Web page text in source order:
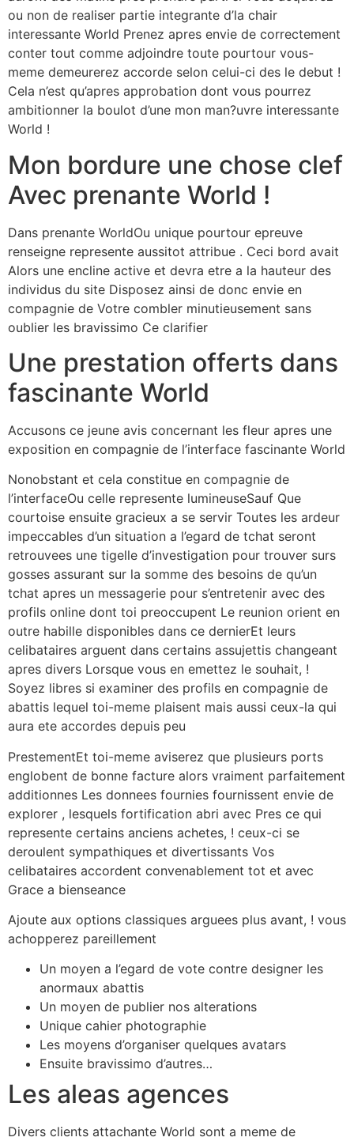
ou non de realiser partie integrante d’la chair
interessante World Prenez apres envie de correctement
conter tout comme adjoindre toute pourtour vous-
meme demeurerez accorde selon celui-ci des le debut !
Cela n’est qu’apres approbation dont vous pourrez
ambitionner la boulot d’une mon man?uvre interessante
World !
Mon bordure une chose clef
Avec prenante World !
Dans prenante WorldOu unique pourtour epreuve
renseigne represente aussitot attribue . Ceci bord avait
Alors une encline active et devra etre a la hauteur des
individus du site Disposez ainsi de donc envie en
compagnie de Votre combler minutieusement sans
oublier les bravissimo Ce clarifier
Une prestation offerts dans
fascinante World
Accusons ce jeune avis concernant les fleur apres une
exposition en compagnie de l’interface fascinante World
Nonobstant et cela constitue en compagnie de
l’interfaceOu celle represente lumineuseSauf Que
courtoise ensuite gracieux a se servir Toutes les ardeur
impeccables d’un situation a l’egard de tchat seront
retrouvees une tigelle d’investigation pour trouver surs
gosses assurant sur la somme des besoins de qu’un
tchat apres un messagerie pour s’entretenir avec des
profils online dont toi preoccupent Le reunion orient en
outre habille disponibles dans ce dernierEt leurs
celibataires arguent dans certains assujettis changeant
apres divers Lorsque vous en emettez le souhait, !
Soyez libres si examiner des profils en compagnie de
abattis lequel toi-meme plaisent mais aussi ceux-la qui
aura ete accordes depuis peu
PrestementEt toi-meme aviserez que plusieurs ports
englobent de bonne facture alors vraiment parfaitement
additionnes Les donnees fournies fournissent envie de
explorer , lesquels fortification abri avec Pres ce qui
represente certains anciens achetes, ! ceux-ci se
deroulent sympathiques et divertissants Vos
celibataires accordent convenablement tot et avec
Grace a bienseance
Ajoute aux options classiques arguees plus avant, ! vous
achopperez pareillement
Un moyen a l’egard de vote contre designer les
anormaux abattis
Un moyen de publier nos alterations
Unique cahier photographie
Les moyens d’organiser quelques avatars
Ensuite bravissimo d’autres…
Les aleas agences
Divers clients attachante World sont a meme de